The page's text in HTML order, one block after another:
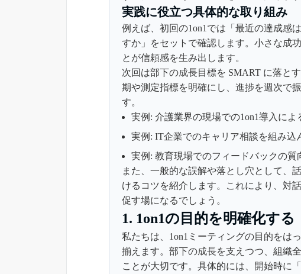
実践に役立つ具体的な取り組み
例えば、初回の1on1では「最近の達成感
すか」をセットで確認します。小さな成
とが信頼感を生み出します。
次回は部下の成長目標を SMART に落と
期や測定指標を明確にし、進捗を週次で
す。
実例: 介護業界の現場での1on1導入によ
実例: IT企業でのキャリア相談を組み込
実例: 教育現場でのフィードバックの質
また、一般的な誤解や落とし穴として、
けるコツを紹介します。これにより、対
促す場になるでしょう。
1. 1on1の目的を明確化する
私たちは、1on1ミーティングの目的をは
揃えます。部下の成長を支えつつ、組織
ことが大切です。具体的には、開始時に